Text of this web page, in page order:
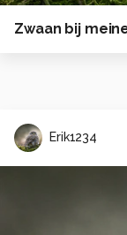
Zwaan bij
Erik1234